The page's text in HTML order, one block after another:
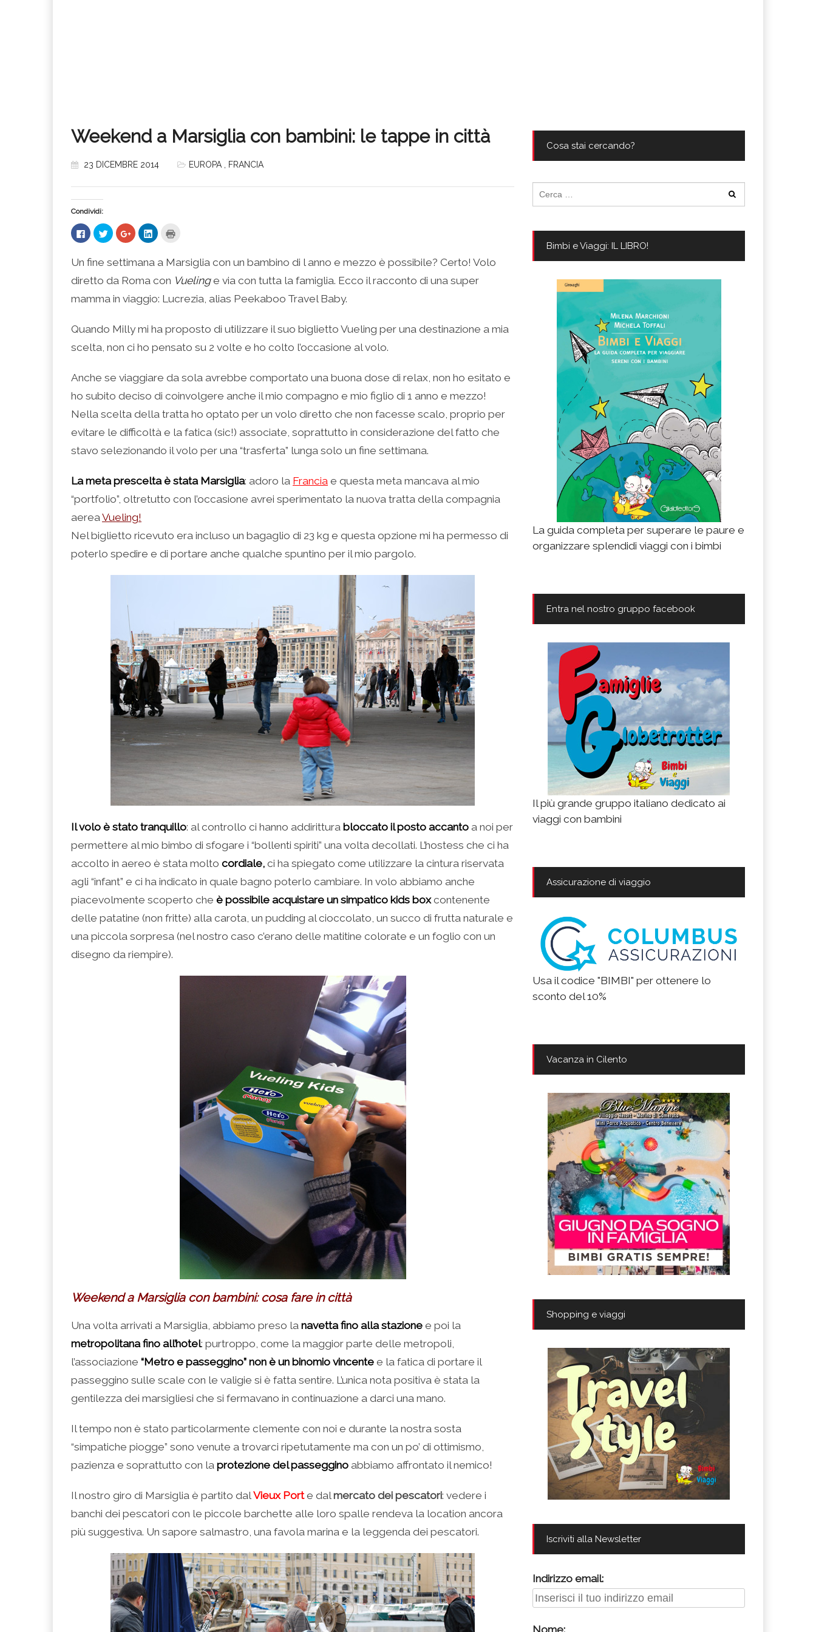
Weekend a Marsiglia con bambini: le tappe in città
23 DICEMBRE 2014 EUROPA FRANCIA
Condividi:
Fai
clic
su
Facebook
(Si
apre
una
nuova
Fai
clic
condividere
su
Twitter
(Si
in
una
Fai
clic
condividere
su
(Si
in
una
Fai
clic
condividere
su
LinkedIn
(Si
in
una
stampare
(Si
apre
in
nuova
finestra)
Un fine settimana a Marsiglia con un bambino di l anno e mezzo è possibile? Certo! Volo
diretto da Roma con Vuelinge via con tutta la famiglia. Ecco il racconto di una super
mamma in viaggio: Lucrezia, alias Peekaboo Travel Baby.
Quando Milly mi ha proposto di utilizzare il suo biglietto Vueling per una destinazione a mia
scelta, non ci ho pensato su 2 volte e ho colto l’occasione al volo.
Anche se viaggiare da sola avrebbe comportato una buona dose di relax, non ho esitato e
ho subito deciso di coinvolgere anche il mio compagno e mio figlio di 1 anno e mezzo!
Nella scelta della tratta ho optato per un volo diretto che non facesse scalo, proprio per
evitare le difficoltà e la fatica (sic!) associate, soprattutto in considerazione del fatto che
stavo selezionando il volo per una “trasferta” lunga solo un fine settimana.
La meta prescelta è stata Marsiglia: adoro la Francia e questa meta mancava al mio
“portfolio”, oltretutto con l’occasione avrei sperimentato la nuova tratta della compagnia
aerea Vueling!
Nel biglietto ricevuto era incluso un bagaglio di 23 kg e questa opzione mi ha permesso di
poterlo spedire e di portare anche qualche spuntino per il mio pargolo.
Il volo è stato tranquillo: al controllo ci hanno addirittura bloccato il posto accanto a noi per
permettere al mio bimbo di sfogare i “bollenti spiriti” una volta decollati. L’hostess che ci ha
accolto in aereo è stata molto cordiale, ci ha spiegato come utilizzare la cintura riservata
agli “infant” e ci ha indicato in quale bagno poterlo cambiare. In volo abbiamo anche
piacevolmente scoperto che è possibile acquistare un simpatico kids box contenente
delle patatine (non fritte) alla carota, un pudding al cioccolato, un succo di frutta naturale e
una piccola sorpresa (nel nostro caso c’erano delle matitine colorate e un foglio con un
disegno da riempire).
Weekend a Marsiglia con bambini: cosa fare in città
Una volta arrivati a Marsiglia, abbiamo preso la navetta fino alla stazione e poi la
metropolitana fino all’hotel: purtroppo, come la maggior parte delle metropoli,
l’associazione “Metro e passeggino” non è un binomio vincente e la fatica di portare il
passeggino sulle scale con le valigie si è fatta sentire. L’unica nota positiva è stata la
gentilezza dei marsigliesi che si fermavano in continuazione a darci una mano.
Il tempo non è stato particolarmente clemente con noi e durante la nostra sosta
“simpatiche piogge” sono venute a trovarci ripetutamente ma con un po’ di ottimismo,
pazienza e soprattutto con la protezione del passeggino abbiamo affrontato il nemico!
Il nostro giro di Marsiglia è partito dal Vieux Porte dal mercato dei pescatori: vedere i
banchi dei pescatori con le piccole barchette alle loro spalle rendeva la location ancora
più suggestiva. Un sapore salmastro, una favola marina e la leggenda dei pescatori.
Cosa stai cercando?
per:
Bimbi e Viaggi: IL LIBRO!
La guida completa per superare le paure e
organizzare splendidi viaggi con i bimbi
Entra nel nostro gruppo facebook
Il più grande gruppo italiano dedicato ai
viaggi con bambini
Assicurazione di viaggio
Usa il codice "BIMBI" per ottenere lo
sconto del 10%
Vacanza in Cilento
Shopping e viaggi
Iscriviti alla Newsletter
Indirizzo email: